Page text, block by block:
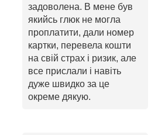
задоволена. В мене був
якийсь глюк не могла
проплатити, дали номер
картки, перевела кошти
на свій страх і ризик, але
все прислали і навіть
дуже швидко за це
окреме дякую.